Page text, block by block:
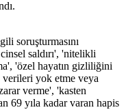
soruşturmasını
saldırı', 'nitelikli
'özel hayatın gizliliğini
yok etme veya
verme', 'kasten
69 yıla kadar varan hapis